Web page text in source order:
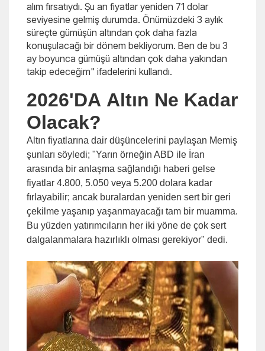
alım fırsatıydı. Şu an fiyatlar yeniden 71 dolar
seviyesine gelmiş durumda. Önümüzdeki 3 aylık
süreçte gümüşün altından çok daha fazla
konuşulacağı bir dönem bekliyorum. Ben de bu 3
ay boyunca gümüşü altından çok daha yakından
takip edeceğim" ifadelerini kullandı.
2026'DA Altın Ne Kadar
Olacak?
Altın fiyatlarına dair düşüncelerini paylaşan Memiş
şunları söyledi; "Yarın örneğin ABD ile İran
arasında bir anlaşma sağlandığı haberi gelse
fiyatlar 4.800, 5.050 veya 5.200 dolara kadar
fırlayabilir; ancak buralardan yeniden sert bir geri
çekilme yaşanıp yaşanmayacağı tam bir muamma.
Bu yüzden yatırımcıların her iki yöne de çok sert
dalgalanmalara hazırlıklı olması gerekiyor" dedi.